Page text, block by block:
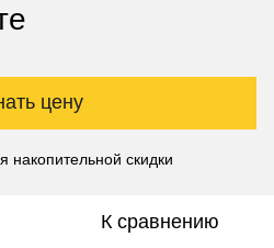
цену
накопительной скидки
К сравнению